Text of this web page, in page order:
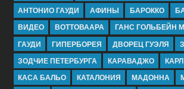
АНТОНИО ГАУДИ
АФИНЫ БАРОККО
ВИДЕО
ВОТТОВААРА
ГАНС ГОЛЬБЕЙН
ГАУДИ
ГИПЕРБОРЕЯ ДВОРЕЦ ГУЭЛЯ
ЗОДЧИЕ ПЕТЕРБУРГА
КАРАВАДЖО
КАСА БАЛЬО
КАТАЛОНИЯ МАДОННА